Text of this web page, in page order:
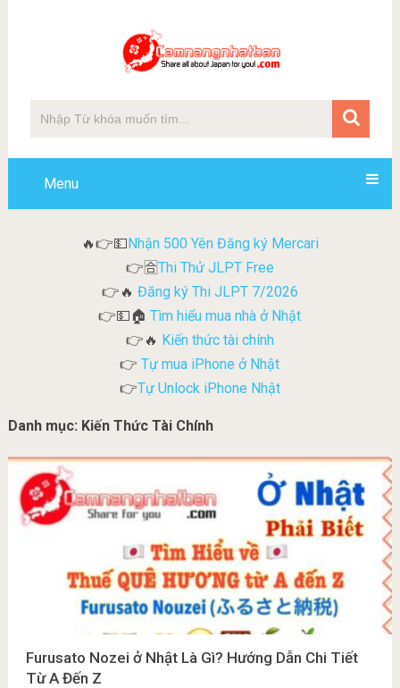
Menu
🔥👉💵Nhận 500 Yên Đăng ký Mercari
👉🈴Thi Thử JLPT Free
👉🔥 Đăng ký Thi JLPT 7/2026
👉💵🏠Tìm hiểu mua nhà ở Nhật
👉🔥 Kiến thức tài chính
👉 Tự mua iPhone ở Nhật
👉Tự Unlock iPhone Nhật
Danh mục: Kiến Thức Tài Chính
Furusato Nozei ở Nhật Là Gì? Hướng Dẫn Chi Tiết
Từ A Đến Z